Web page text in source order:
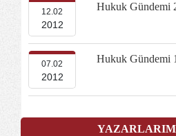
12.02
2012
Hukuk Gündemi
07.02
2012
Hukuk Gündemi 1